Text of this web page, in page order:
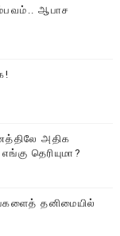
ஆபாச
அதிக
தெரியுமா?
தனிமையில்